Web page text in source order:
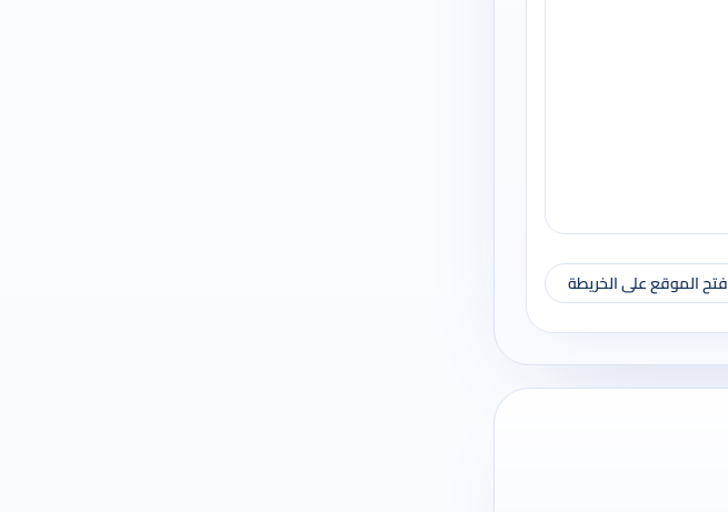
فتح الموقع على الخريطة